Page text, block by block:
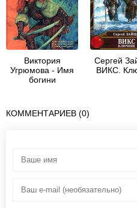
Виктория
Угрюмова - Имя
богини
Сергей
ВИКС.
КОММЕНТАРИЕВ (0)